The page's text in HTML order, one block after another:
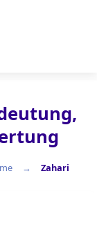
Zahari
Jungenname